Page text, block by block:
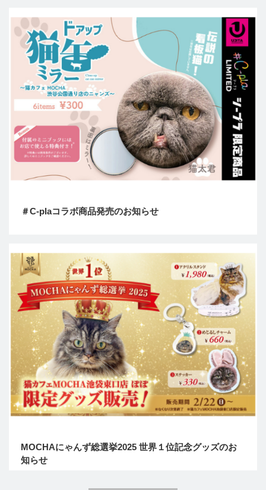
＃C-plaコラボ商品発売のお知らせ
MOCHAにゃんず総選挙2025 世界１位記念グッズのお
知らせ